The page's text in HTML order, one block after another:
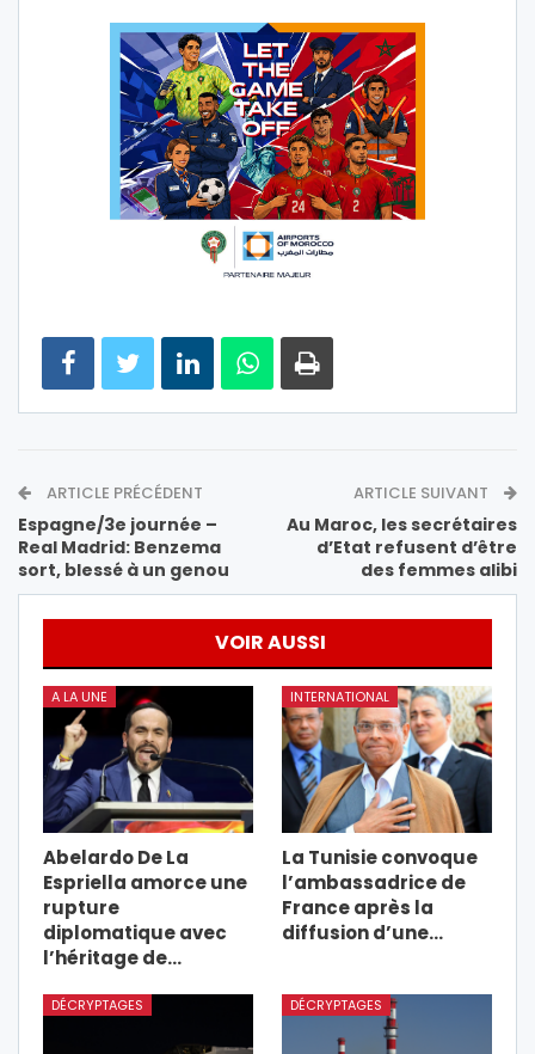
ARTICLE PRÉCÉDENT
Espagne/3e journée –
Real Madrid: Benzema
sort, blessé à un genou
ARTICLE SUIVANT
Au Maroc, les secrétaires
d’Etat refusent d’être
des femmes alibi
VOIR AUSSI
A LA UNE
Abelardo De La
Espriella amorce une
rupture
diplomatique avec
l’héritage de…
INTERNATIONAL
La Tunisie convoque
l’ambassadrice de
France après la
diffusion d’une…
DÉCRYPTAGES DÉCRYPTAGES